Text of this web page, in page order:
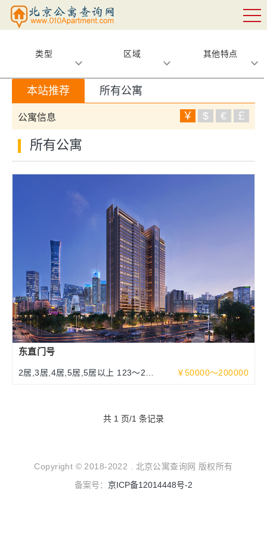
类型 区域 其他特点
本站推荐 所有公寓
公寓信息 ￥ $ € ￡
所有公寓
东直门号
2居,3居,4居,5居,5居以上 123～252
￥50000～200000
共 1 页/1 条记录
Copyright © 2018-2022 . 北京公寓查询网 版权所有
备案号： 京ICP备12014448号-2